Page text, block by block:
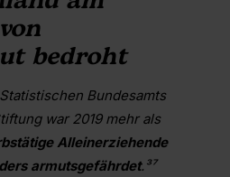
bedroht
Bundesamts
war 2019 mehr als
Alleinerziehende
armutsgefährdet.³⁷